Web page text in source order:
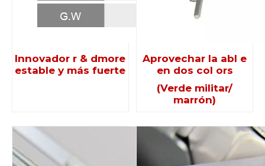
Innovador r & dmore
estable y más fuerte
Aprovechar la abl e
en dos col ors
(Verde militar/
marrón)